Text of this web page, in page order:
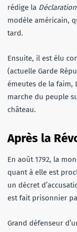
rédige la
modèle américain,
tard.
Ensuite, il est élu
(actuelle Garde
émeutes de la faim,
marche du peuple
château.
Après la
En août 1792, la
quant à elle est
un décret
est fait prisonnier
Grand défenseur